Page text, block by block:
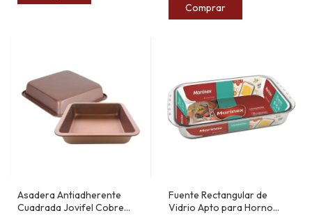
Comprar
Asadera Antiadherente
Cuadrada Jovifel Cobre
Fuente Rectangular de
Vidrio Apto para Horno